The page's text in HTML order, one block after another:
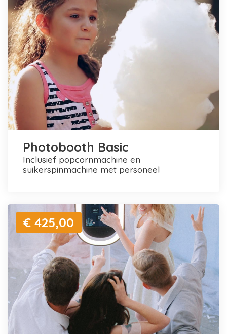
Photobooth Basic
inclusief popcornmachine en
suikerspinmachine met personeel
€ 425,00